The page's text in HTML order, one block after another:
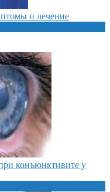
и лечение
конъюнктивите у